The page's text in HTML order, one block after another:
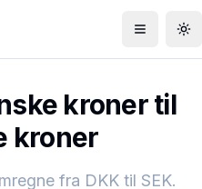
Åbn menu
kroner til
kroner
fra DKKtil SEK.